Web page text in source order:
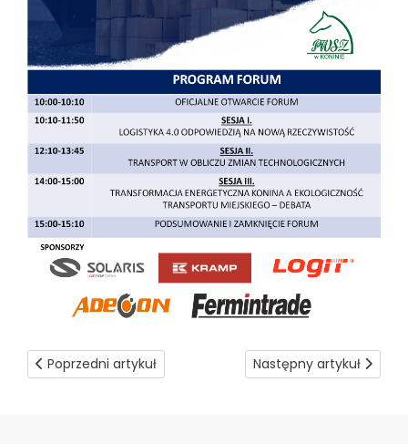
Poprzedni artykuł: Nie tylko dzieło literackie
Poprzedni artykuł Następny artykuł:
Następny artykuł